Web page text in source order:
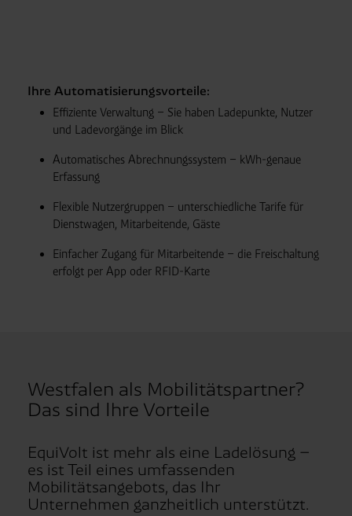
Ihre Automatisierungsvorteile:
Effiziente Verwaltung – Sie haben Ladepunkte, Nutzer
und Lade­vorgänge im Blick
Automatisches Abrechnungs­system – kWh-genaue
Erfassung
Flexible Nutzer­gruppen – unterschiedliche Tarife für
Dienst­wagen, Mitarbeitende, Gäste
Einfacher Zugang für Mitarbeitende – die Freischaltung
erfolgt per App oder RFID-Karte
Westfalen als Mobilitätspartner?
Das sind Ihre Vorteile
EquiVolt ist mehr als eine Ladelösung –
es ist Teil eines umfassenden
Mobilitätsangebots, das Ihr
Unternehmen ganzheitlich unterstützt.